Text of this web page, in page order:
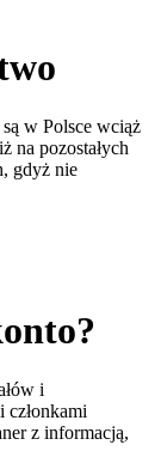
w Polsce wciąż
na pozostałych
gdyż nie
i
z informacją,